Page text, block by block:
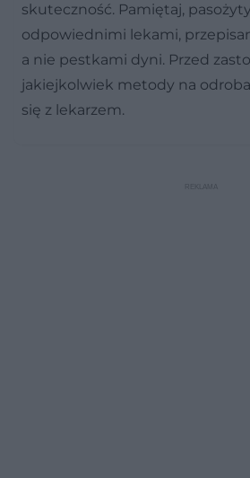
skuteczność. Pamiętaj,
odpowiednimi lekami,
a nie pestkami dyni. Przed
jakiejkolwiek metody na
się z lekarzem.